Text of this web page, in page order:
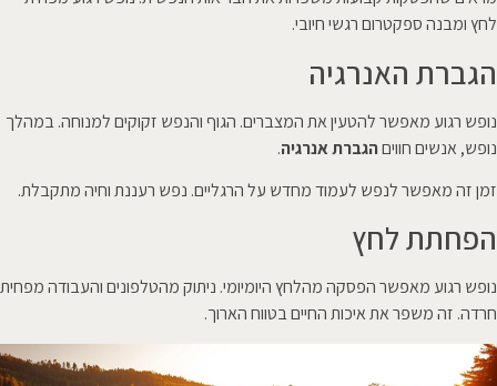
לחץ ומבנה ספקטרום רגשי חיובי.
הגברת האנרגיה
נופש רגוע מאפשר להטעין את המצברים. הגוף והנפש זקוקים למנוחה. במהלך
נופש, אנשים חוויםהגברת אנרגיה.
זמן זה מאפשר לנפש לעמוד מחדש על הרגליים. נפש רעננת וחיה מתקבלת.
הפחתת לחץ
נופש רגוע מאפשר הפסקה מהלחץ היומיומי. ניתוק מהטלפונים והעבודה מפחית
חרדה. זה משפר את איכות החיים בטווח הארוך.